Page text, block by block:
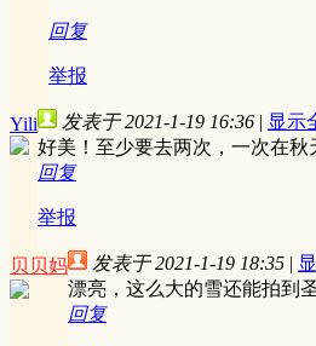
回复
举报
Yili 发表于 2021-1-19 16:36 | 显示
好美！至少要去两次，一次在秋
回复
举报
贝贝妈 发表于 2021-1-19 18:35 |
漂亮，这么大的雪还能拍到
回复